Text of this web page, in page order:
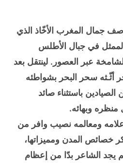
جمال المغرب الأخّاذ الذي
في جبال الأطلس
عبر العصور. لينتقل بعد
سحر البحر بشواطئه
الصيادين باستثناء صائد
منظره وبهائه.
ومعالمه نصيب وافر من
خصائص المدن ومميزاتها،
يجد الشاعر بدّا من إعظام